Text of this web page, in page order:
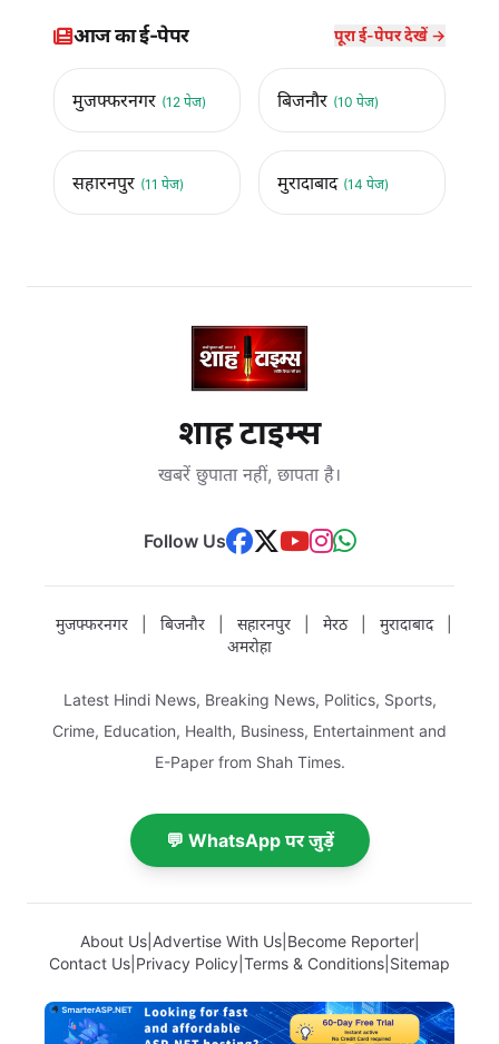
आज का ई-पेपर पूरा ई-पेपर देखें →
मुजफ्फरनगर (12 पेज) बिजनौर (10 पेज)
सहारनपुर (11 पेज) मुरादाबाद (14 पेज)
शाह टाइम्स
खबरें छुपाता नहीं, छापता है।
Follow Us
मुजफ्फरनगर बिजनौर सहारनपुर मेरठ मुरादाबाद
अमरोहा
Latest Hindi News, Breaking News, Politics, Sports,
Crime, Education, Health, Business, Entertainment and
E-Paper from Shah Times.
💬 WhatsApp पर जुड़ें
About Us| Advertise With Us| Become Reporter|
Contact Us Privacy Policy Terms & Conditions Sitemap